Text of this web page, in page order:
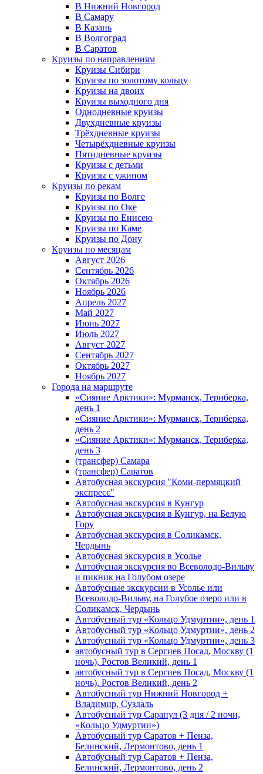
В Нижний Новгород
В Самару
В Казань
В Волгоград
В Саратов
Круизы по направлениям
Круизы Сибири
Круизы по золотому кольцу
Круизы на двоих
Круизы выходного дня
Однодневные круизы
Двухдневные круизы
Трёхдневные круизы
Четырёхдневные круизы
Пятидневные круизы
Круизы с детьми
Круизы с ужином
Круизы по рекам
Круизы по Волге
Круизы по Оке
Круизы по Енисею
Круизы по Каме
Круизы по Дону
Круизы по месяцам
Август 2026
Сентябрь 2026
Октябрь 2026
Ноябрь 2026
Апрель 2027
Май 2027
Июнь 2027
Июль 2027
Август 2027
Сентябрь 2027
Октябрь 2027
Ноябрь 2027
Города на маршруте
«Сияние Арктики»: Мурманск, Териберка,
день 1
«Сияние Арктики»: Мурманск, Териберка,
день 2
«Сияние Арктики»: Мурманск, Териберка,
день 3
(трансфер) Самара
(трансфер) Саратов
Автобусная экскурсия "Коми-пермяцкий
экспресс"
Автобусная экскурсия в Кунгур
Автобусная экскурсия в Кунгур, на Белую
Гору
Автобусная экскурсия в Соликамск,
Чердынь
Автобусная экскурсия в Усолье
Автобусная экскурсия во Всеволодо-Вильву
и пикник на Голубом озере
Автобусные экскурсии в Усолье или
Всеволодо-Вильву, на Голубое озеро или в
Соликамск, Чердынь
Автобусный тур «Кольцо Удмуртии», день 1
Автобусный тур «Кольцо Удмуртии», день 2
Автобусный тур «Кольцо Удмуртии», день 3
автобусный тур в Сергиев Посад, Москву (1
ночь), Ростов Великий, день 1
автобусный тур в Сергиев Посад, Москву (1
ночь), Ростов Великий, день 2
Автобусный тур Нижний Новгород +
Владимир, Суздаль
Автобусный тур Сарапул (3 дня / 2 ночи,
«Кольцо Удмуртии»)
Автобусный тур Саратов + Пенза,
Белинский, Лермонтово, день 1
Автобусный тур Саратов + Пенза,
Белинский, Лермонтово, день 2